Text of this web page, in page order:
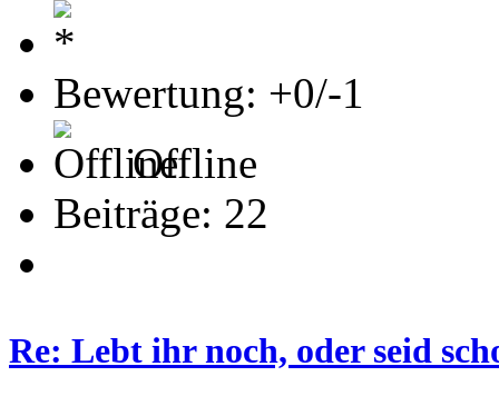
Bewertung: +0/-1
Offline
Beiträge: 22
Re: Lebt ihr noch, oder seid